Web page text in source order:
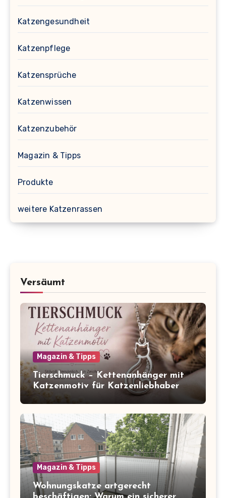
Katzengesundheit
Katzenpflege
Katzensprüche
Katzenwissen
Katzenzubehör
Magazin & Tipps
Produkte
weitere Katzenrassen
Versäumt
Magazin & Tipps
Tierschmuck – Kettenanhänger mit
Katzenmotiv für Katzenliebhaber
Magazin & Tipps
Wohnungskatze artgerecht